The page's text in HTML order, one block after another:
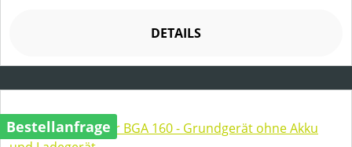
DETAILS
Bestellanfrage